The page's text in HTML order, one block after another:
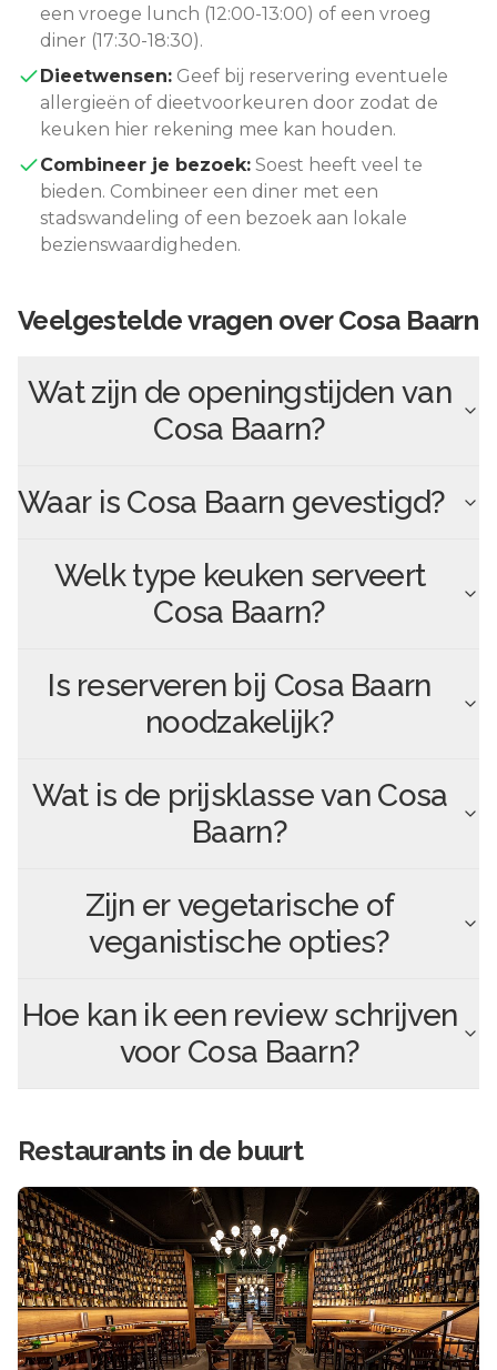
een vroege lunch (12:00-13:00) of een vroeg
diner (17:30-18:30).
Dieetwensen: Geef bij reservering eventuele
allergieën of dieetvoorkeuren door zodat de
keuken hier rekening mee kan houden.
Combineer je bezoek: Soest heeft veel te
bieden. Combineer een diner met een
stadswandeling of een bezoek aan lokale
bezienswaardigheden.
Veelgestelde vragen overCosa Baarn
Wat zijn de openingstijden van
Cosa Baarn?
Waar is Cosa Baarn gevestigd?
Welk type keuken serveert
Cosa Baarn?
Is reserveren bij Cosa Baarn
noodzakelijk?
Wat is de prijsklasse van Cosa
Baarn?
Zijn er vegetarische of
veganistische opties?
Hoe kan ik een review schrijven
voor Cosa Baarn?
Restaurants in de buurt